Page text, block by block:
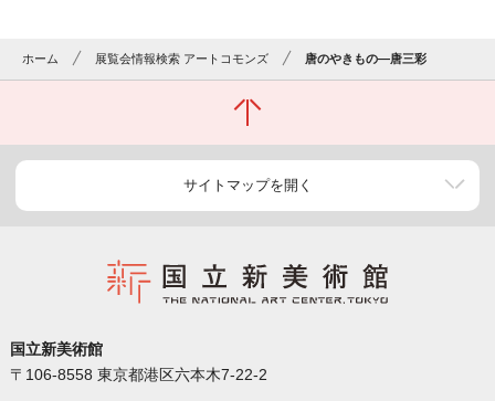
ホーム 展覧会情報検索 アートコモンズ 唐のやきもの―唐三彩
サイトマップを開く
国立新美術館
〒106-8558 東京都港区六本木7-22-2